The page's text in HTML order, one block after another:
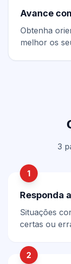
Avance
Obtenha
melhor os
3
1
Responda
Situações
certas ou
2